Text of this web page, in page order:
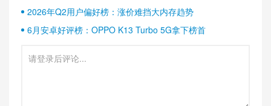
2026年Q2用户偏好榜：涨价难挡大内存趋势
6月安卓好评榜：OPPO K13 Turbo 5G拿下榜首